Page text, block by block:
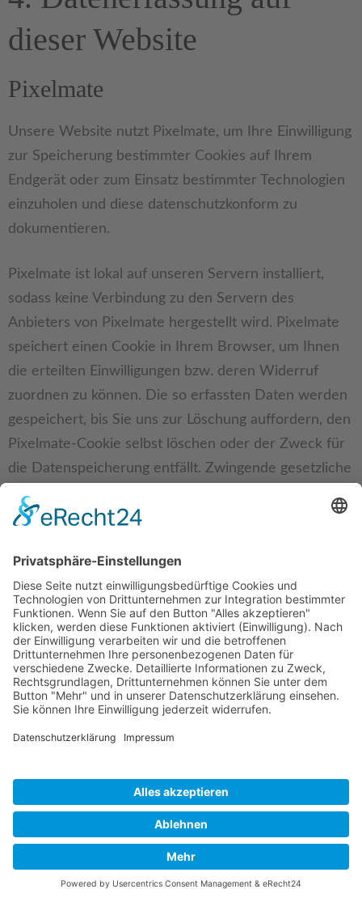
dieser Website
Pixelmate
Unsere Website nutzt Pixelmate, um Ihre Einwilligung
zur Speicherung bestimmter Cookies auf Ihrem
Endgerät oder zum Einsatz bestimmter Technologien
einzuholen und diese datenschutzkonform zu
dokumentieren.
Pixelmate ist lokal auf unseren Servern installiert,
sodass keine Verbindung zu den Servern des
Anbieters von Pixelmate hergestellt wird. Pixelmate
speichert einen Cookie in Ihrem Browser, um Ihnen
die erteilten Einwilligungen bzw. deren Widerruf
zuordnen zu können. Die so erfassten Daten werden
gespeichert, bis Sie uns zur Löschung auffordern, den
Pixelmate-Cookie selbst löschen oder der Zweck für
die Datenspeicherung entfällt. Zwingende gesetzliche
Aufbewahrungspflichten bleiben unberührt.
vorgeschriebenen Einwilligungen für den Einsatz von
Cookies einzuholen. Rechtsgrundlage hierfür ist Art. 6
Abs. 1 lit. c DSGVO.
Server-Log-Dateien
Der Provider der Seiten erhebt und speichert
übermittelt. Dies sind:
Browsertyp und Browserversion
verwendetes Betriebssystem
Referrer URL